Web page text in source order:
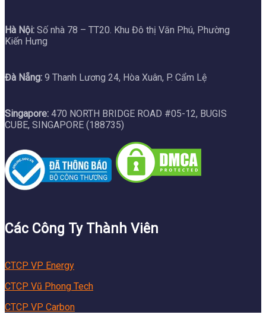
Hà Nội: Số nhà 78 – TT20. Khu Đô thị Văn Phú, Phường
Kiến Hưng
Đà Nẵng: 9 Thanh Lương 24, Hòa Xuân, P. Cẩm Lệ
Singapore: 470 NORTH BRIDGE ROAD #05-12, BUGIS
CUBE, SINGAPORE (188735)
Các Công Ty Thành Viên
CTCP VP Energy
CTCP Vũ Phong Tech
CTCP VP Carbon